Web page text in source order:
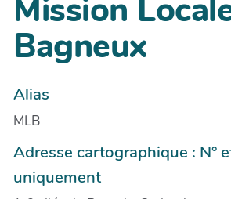
Mission
Bagneux
Alias
MLB
Adresse cartographique : N°
uniquement